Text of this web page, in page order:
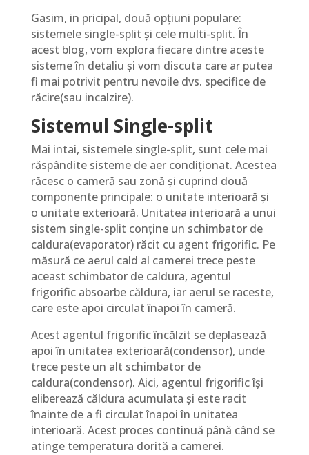
Gasim, in pricipal, două opțiuni populare:
sistemele single-split și cele multi-split. În
acest blog, vom explora fiecare dintre aceste
sisteme în detaliu și vom discuta care ar putea
fi mai potrivit pentru nevoile dvs. specifice de
răcire(sau incalzire).
Sistemul Single-split
Mai intai, sistemele single-split, sunt cele mai
răspândite sisteme de aer condiționat. Acestea
răcesc o cameră sau zonă și cuprind două
componente principale: o unitate interioară și
o unitate exterioară. Unitatea interioară a unui
sistem single-split conține un schimbator de
caldura(evaporator) răcit cu agent frigorific. Pe
măsură ce aerul cald al camerei trece peste
aceast schimbator de caldura, agentul
frigorific absoarbe căldura, iar aerul se raceste,
care este apoi circulat înapoi în cameră.
Acest agentul frigorific încălzit se deplasează
apoi în unitatea exterioară(condensor), unde
trece peste un alt schimbator de
caldura(condensor). Aici, agentul frigorific își
eliberează căldura acumulata și este racit
înainte de a fi circulat înapoi în unitatea
interioară. Acest proces continuă până când se
atinge temperatura dorită a camerei.